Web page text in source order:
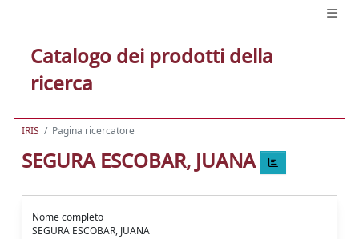
Catalogo dei prodotti della
ricerca
IRIS Pagina ricercatore
SEGURA ESCOBAR, JUANA
Nome completo
SEGURA ESCOBAR, JUANA